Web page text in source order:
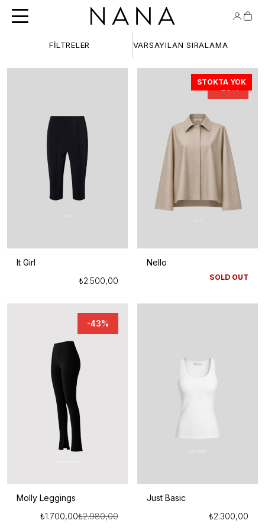
FILTRELER
It Girl
₺2.500,00
STOKTA YOK
Nello
SOLD OUT
-43%
Molly Leggings
₺2.980,00
Orijinal
₺1.700,00
Şu
Just Basic
₺2.300,00